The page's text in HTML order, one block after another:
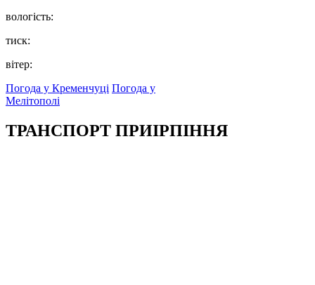
вологість:
тиск:
вітер:
Погода у Кременчуці Погода у
Мелітополі
ТРАНСПОРТ ПРИІРПІННЯ